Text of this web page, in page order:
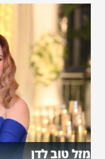
מזל טוב לדן